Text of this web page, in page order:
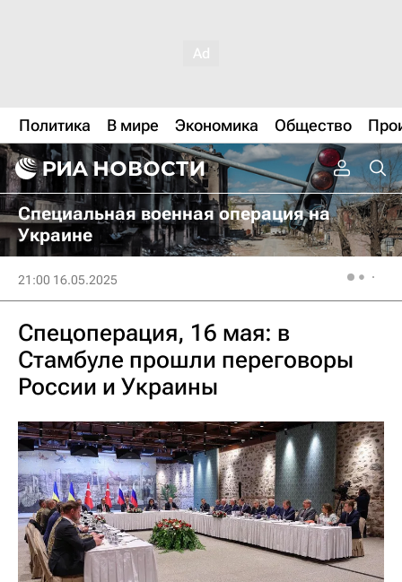
Политика В мире Экономика Общество
Специальная военная операция на
Украине
21:00 16.05.2025
Спецоперация, 16 мая: в
Стамбуле прошли переговоры
России и Украины